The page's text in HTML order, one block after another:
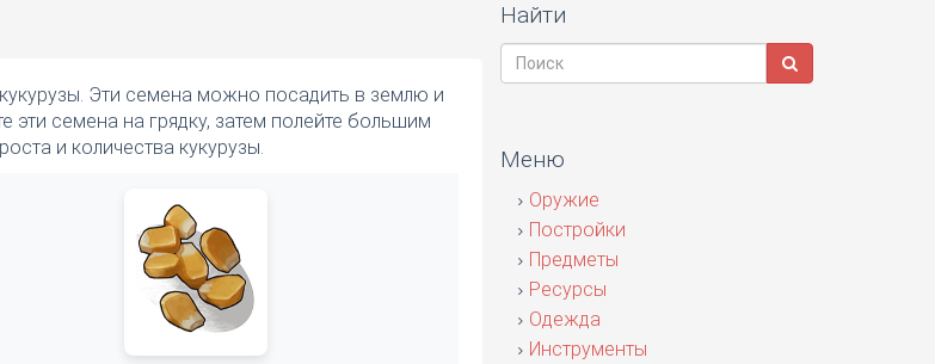
Эти семена можно посадить в землю и
эти семена на грядку, затем полейте большим
и количества кукурузы.
Найти
Меню
Оружие
Постройки
Предметы
Ресурсы
Одежда
Инструменты